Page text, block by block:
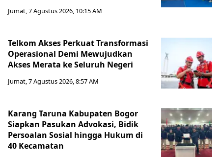
Jumat, 7 Agustus 2026, 10:15 AM
Telkom Akses Perkuat Transformasi
Operasional Demi Mewujudkan
Akses Merata ke Seluruh Negeri
Jumat, 7 Agustus 2026, 8:57 AM
Karang Taruna Kabupaten Bogor
Siapkan Pasukan Advokasi, Bidik
Persoalan Sosial hingga Hukum di
40 Kecamatan